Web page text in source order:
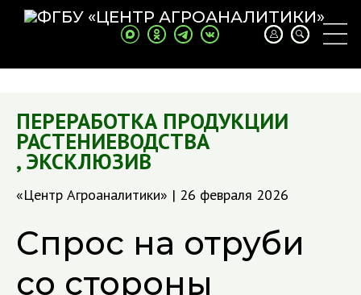
ПЕРЕРАБОТКА ПРОДУКЦИИ
РАСТЕНИЕВОДСТВА
, ЭКСКЛЮЗИВ
«Центр Агроаналитики» | 26 февраля 2026
Спрос на отруби
со стороны